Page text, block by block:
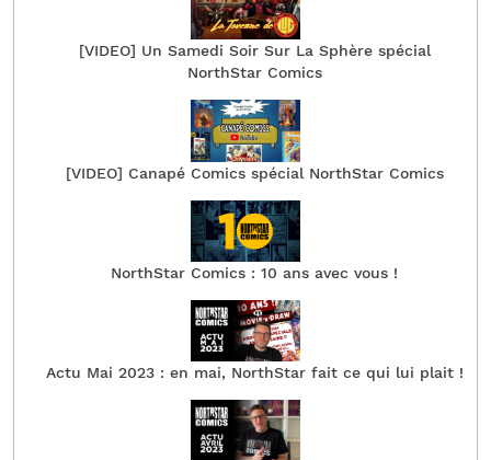
[VIDEO] Un Samedi Soir Sur La Sphère spécial
NorthStar Comics
[VIDEO] Canapé Comics spécial NorthStar Comics
NorthStar Comics : 10 ans avec vous !
Actu Mai 2023 : en mai, NorthStar fait ce qui lui plait !